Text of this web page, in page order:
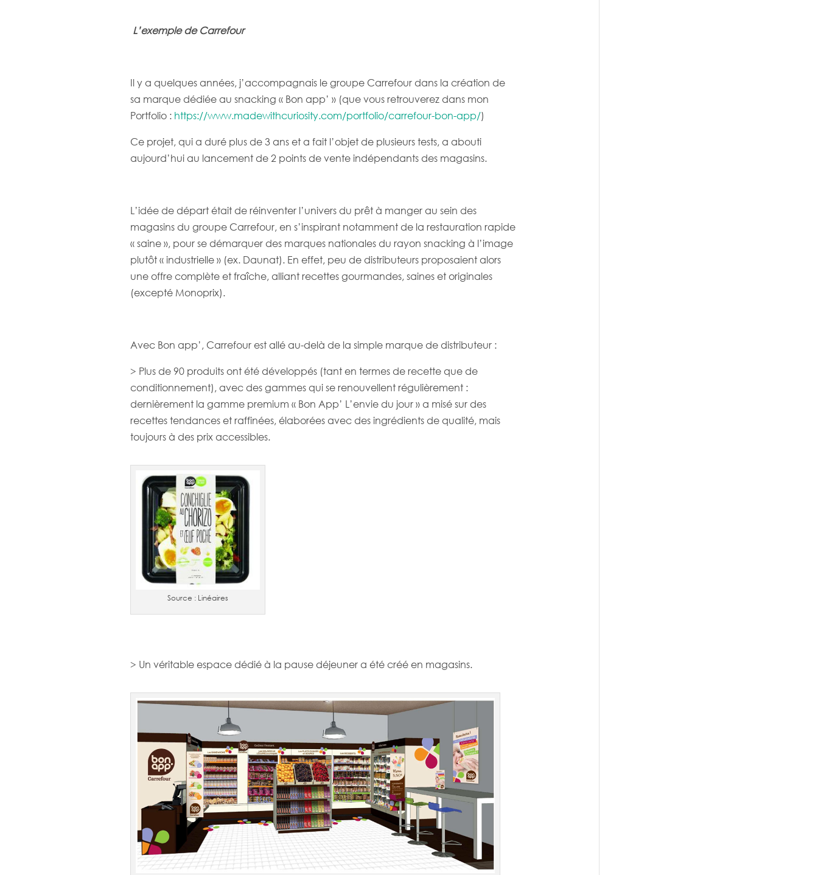
L’exemple de Carrefour
Il y a quelques années, j’accompagnais le groupe Carrefour dans la création de
sa marque dédiée au snacking « Bon app’ » (que vous retrouverez dans mon
Portfolio : https://www.madewithcuriosity.com/portfolio/carrefour-bon-app/)
Ce projet, qui a duré plus de 3 ans et a fait l’objet de plusieurs tests, a abouti
aujourd’hui au lancement de 2 points de vente indépendants des magasins.
L’idée de départ était de réinventer l’univers du prêt à manger au sein des
magasins du groupe Carrefour, en s’inspirant notamment de la restauration rapide
« saine », pour se démarquer des marques nationales du rayon snacking à l’image
plutôt « industrielle » (ex. Daunat). En effet, peu de distributeurs proposaient alors
une offre complète et fraîche, alliant recettes gourmandes, saines et originales
(excepté Monoprix).
Avec Bon app’, Carrefour est allé au-delà de la simple marque de distributeur :
> Plus de 90 produits ont été développés (tant en termes de recette que de
conditionnement), avec des gammes qui se renouvellent régulièrement :
dernièrement la gamme premium « Bon App’ L’envie du jour » a misé sur des
recettes tendances et raffinées, élaborées avec des ingrédients de qualité, mais
toujours à des prix accessibles.
Source : Linéaires
> Un véritable espace dédié à la pause déjeuner a été créé en magasins.